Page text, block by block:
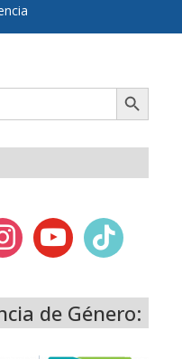
Botón de búsqueda
de Género: